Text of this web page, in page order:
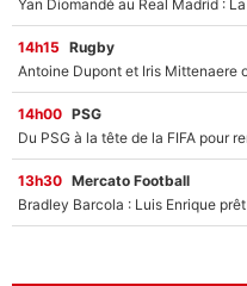
Yan Diomandé au Real Madrid :
14h15 Rugby
14h00 PSG
13h30 Mercato Football